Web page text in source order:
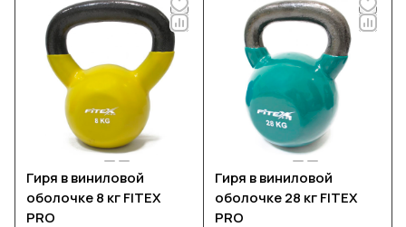
Гиря в виниловой
оболочке 8 кг FITEX
PRO
Гиря в виниловой
оболочке 28 кг FITEX
PRO